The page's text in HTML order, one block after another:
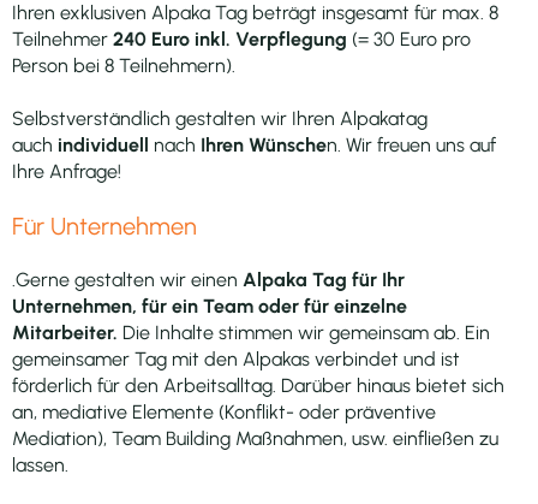
Ihren exklusiven Alpaka Tag beträgt insgesamt für max. 8
Teilnehmer 240 Euro inkl. Verpflegung (= 30 Euro pro
Person bei 8 Teilnehmern).
Selbstverständlich gestalten wir Ihren Alpakatag
auch individuell nach Ihren Wünschen. Wir freuen uns auf
Ihre Anfrage!
Für Unternehmen
.Gerne gestalten wir einen Alpaka Tag für Ihr
Unternehmen, für ein Team oder für einzelne
Mitarbeiter. Die Inhalte stimmen wir gemeinsam ab. Ein
gemeinsamer Tag mit den Alpakas verbindet und ist
förderlich für den Arbeitsalltag. Darüber hinaus bietet sich
an, mediative Elemente (Konflikt- oder präventive
Mediation), Team Building Maßnahmen, usw. einfließen zu
lassen.